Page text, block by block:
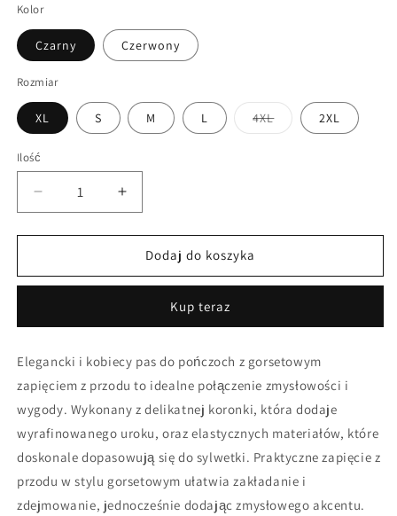
Kolor
Czarny Czerwony
Rozmiar
XL S M L 4XLWariant
wyprzedany
2XL
Ilość
Zmniejsz
ilość
dla
do
gorsetowym
Zwiększ
ilość
dla
Pas
do
gorsetowym
Dodaj do koszyka
Kup teraz
Elegancki i kobiecy pas do pończoch z gorsetowym
zapięciem z przodu to idealne połączenie zmysłowości i
wygody. Wykonany z delikatnej koronki, która dodaje
wyrafinowanego uroku, oraz elastycznych materiałów, które
doskonale dopasowują się do sylwetki. Praktyczne zapięcie z
przodu w stylu gorsetowym ułatwia zakładanie i
zdejmowanie, jednocześnie dodając zmysłowego akcentu.